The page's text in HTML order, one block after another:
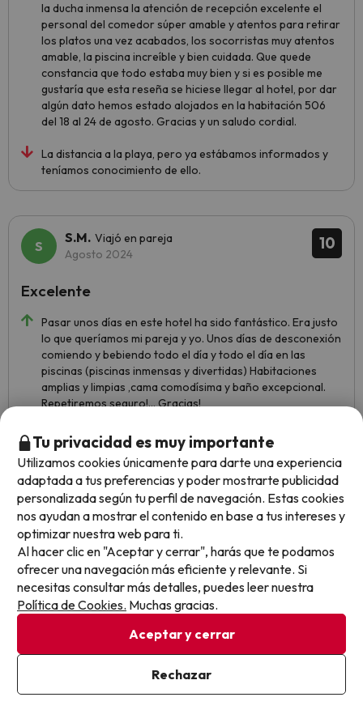
la ducha inmensa la atención de recepción excelente el
personal del comedor súper amable y atentos para retirar
los platos una vez acabados, los socorristas muy atentos
amable, la piscina increíble y bien cuidada. Que quede
constancia que todo estaba muy bien y si es posible me
gustaría que esta reseña se hiciese llegar al hotel, por dar
algún dato hemos estado alojados en la habitación 506
del 18 al 24 de agosto. Gracias y un saludo cordial.
La distancia a la playa, pero ya estábamos informados y
teníamos conocimiento de ello.
10
S.M. Viajó en pareja
Agosto 2024
Pasar unos días en este hotel ha sido fantástico. Era justo
lo que queríamos mi pareja y yo. Unos días de desconexión
comiendo y bebiendo todo el día y todo el día en las
piscinas (piscinas inmensas y divertidas) Habitaciones
amplias y limpias ,cama comodísima y baño excepcional.
Repetiremos seguro!... Gracias!
No me a gustado leer las reseñas tan negativas de este
hotel. La gente que opina "está en una ubicación apartada
de todo","la comida es repetitiva" ,"había gitanos y no me
podía bañar".. TODA ESA GENTE,que pague 500€ la
noche y que se vaya a un hotel de lujo. Por el precio de
este hotel en pleno mes de Agosto a sido un regalazo y
una experiencia satisfactoria. Además este hotel es ideal
para ir con tus mascotas y con tus hijos. Que más queréis
!??....
Excelente
Tu privacidad es muy importante
Utilizamos cookies únicamente para darte una experiencia
adaptada a tus preferencias y poder mostrarte publicidad
personalizada según tu perfil de navegación. Estas cookies
nos ayudan a mostrar el contenido en base a tus intereses y
optimizar nuestra web para ti.
Al hacer clic en "Aceptar y cerrar", harás que te podamos
ofrecer una navegación más eficiente y relevante. Si
necesitas consultar más detalles, puedes leer nuestra
Política de Cookies. Muchas gracias.
Aceptar y cerrar
Rechazar